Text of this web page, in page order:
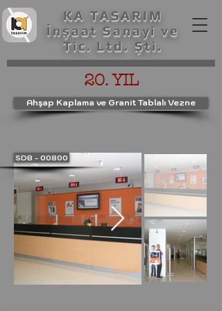
KA TASARIM
İnşaat Sanayi ve
Tic. Ltd. Şti.
20. YIL
Ahşap Kaplama ve Granit Tablalı Vezne
SDB - 00800